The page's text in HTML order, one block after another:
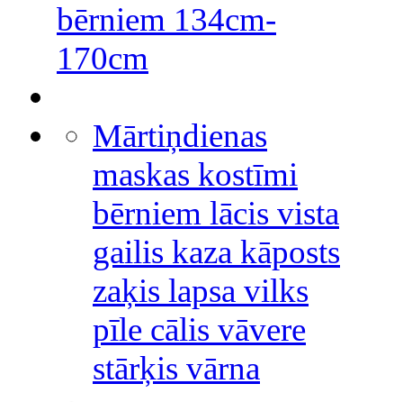
bērniem 134cm-
170cm
Mārtiņdienas
maskas kostīmi
bērniem lācis vista
gailis kaza kāposts
zaķis lapsa vilks
pīle cālis vāvere
stārķis vārna